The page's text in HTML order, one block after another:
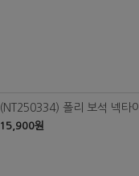
(NT250334) 폴리 보석 넥타이
15,900원